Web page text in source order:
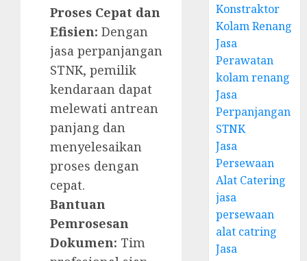
Proses Cepat dan
Efisien: Dengan
jasa perpanjangan
STNK, pemilik
kendaraan dapat
melewati antrean
panjang dan
menyelesaikan
proses dengan
cepat.
Bantuan
Pemrosesan
Dokumen: Tim
Konstraktor
Kolam Renang
Jasa
Perawatan
kolam renang
Jasa
Perpanjangan
STNK
Jasa
Persewaan
Alat Catering
jasa
persewaan
alat catring
Jasa